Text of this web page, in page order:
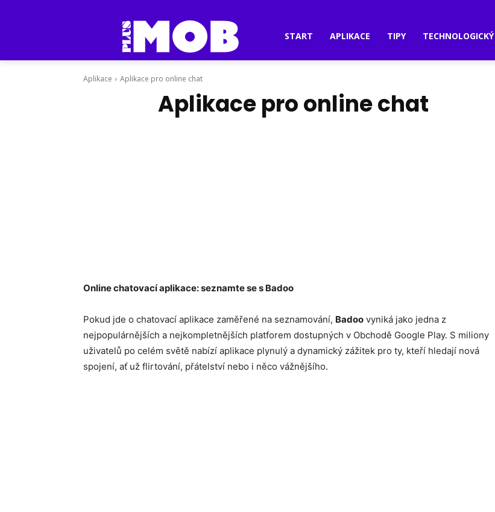
START APLIKACE TIPY TECHNOLOGICKÝ
Aplikace Aplikace pro online chat
Aplikace pro online chat
Online chatovací aplikace: seznamte se s Badoo
Pokud jde o chatovací aplikace zaměřené na seznamování, Badoo vyniká jako jedna z
nejpopulárnějších a nejkompletnějších platforem dostupných v Obchodě Google Play. S miliony
uživatelů po celém světě nabízí aplikace plynulý a dynamický zážitek pro ty, kteří hledají nová
spojení, ať už flirtování, přátelství nebo i něco vážnějšího.